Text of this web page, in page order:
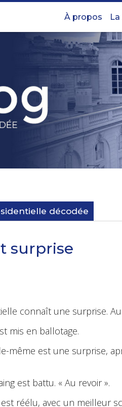
À propos
décodée
surprise
connaît une surprise.
mis en ballotage.
même est une surprise,
est battu. « Au revoir ».
réélu, avec un meilleur